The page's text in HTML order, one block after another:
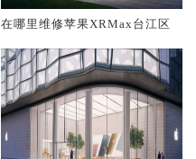
在哪里维修苹果XRMax台江区